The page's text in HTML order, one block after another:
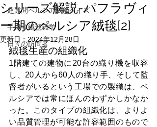
超難問ペルシア絨毯クイズ
手織り絨毯雑学
日々の訪問者
シリーズ解説-パフラヴィ
ー期のペルシア絨毯[2]
更新日： 2024年12月28日
絨毯生産の組織化
1階建ての建物に20台の織り機を収容
し、20人から60人の織り手、そして監
督者がいるという工場での製織は、ペ
ルシアでは常にほんのわずかしかなか
った。このタイプの組織化は、よりよ
い品質管理が可能な許容範囲のもので